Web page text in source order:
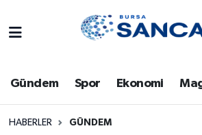
Gündem Spor Ekonomi
HABERLER GÜNDEM
Bursa
Dünya
Trafik Durumu
Süper Lig Puan Durumu ve